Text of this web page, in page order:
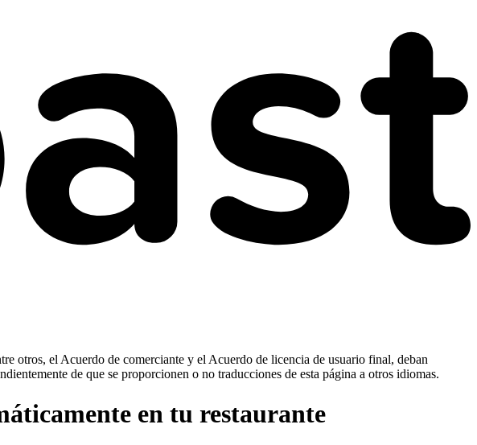
otros, el Acuerdo de comerciante y el Acuerdo de licencia de usuario final, deban
de que se proporcionen o no traducciones de esta página a otros idiomas.
en tu restaurante